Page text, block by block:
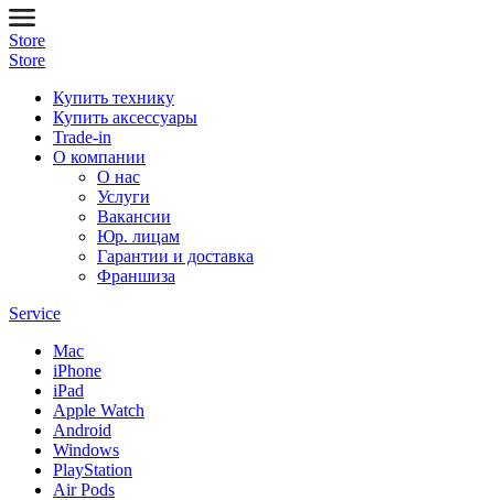
Store
Store
Купить технику
Купить аксессуары
Trade-in
О компании
О нас
Услуги
Вакансии
Юр. лицам
Гарантии и доставка
Франшиза
Service
Mac
iPhone
iPad
Apple Watch
Android
Windows
PlayStation
Air Pods